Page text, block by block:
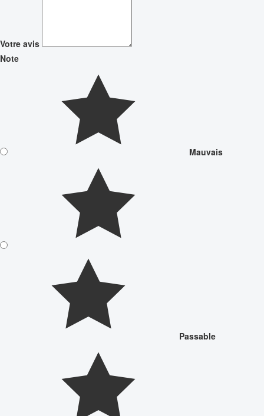
Votre avis
Note
Mauvais
Passable